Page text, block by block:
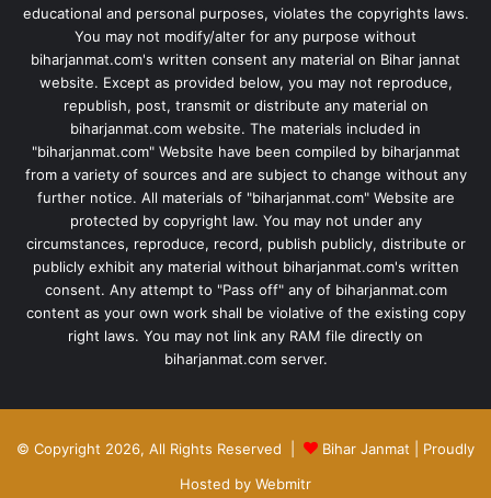
educational and personal purposes, violates the copyrights laws.
You may not modify/alter for any purpose without
biharjanmat.com's written consent any material on Bihar jannat
website. Except as provided below, you may not reproduce,
republish, post, transmit or distribute any material on
biharjanmat.com website. The materials included in
"biharjanmat.com" Website have been compiled by biharjanmat
from a variety of sources and are subject to change without any
further notice. All materials of "biharjanmat.com" Website are
protected by copyright law. You may not under any
circumstances, reproduce, record, publish publicly, distribute or
publicly exhibit any material without biharjanmat.com's written
consent. Any attempt to "Pass off" any of biharjanmat.com
content as your own work shall be violative of the existing copy
right laws. You may not link any RAM file directly on
biharjanmat.com server.
© Copyright 2026, All Rights Reserved | Bihar Janmat | Proudly
Hosted by Webmitr